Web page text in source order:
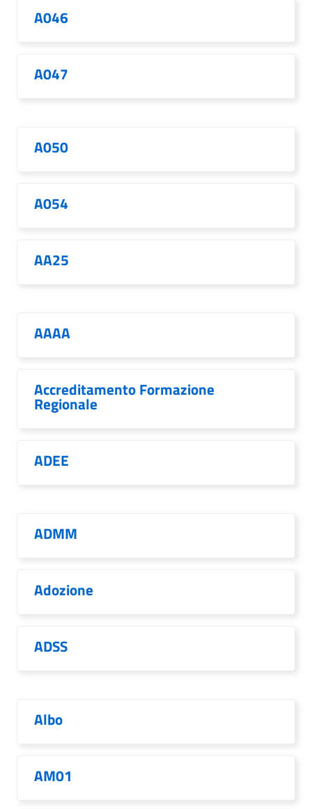
A046
A047
A050
A054
AA25
AAAA
Accreditamento Formazione
Regionale
ADEE
ADMM
Adozione
ADSS
Albo
AM01